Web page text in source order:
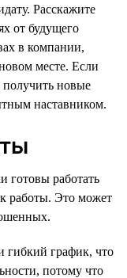
Расскажите
от будущего
в компании,
месте. Если
новые
наставником.
готовы работать
работы. Это может
гибкий график, что
потому что